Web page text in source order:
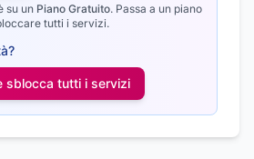
su un Piano Gratuito. Passa a un piano
tutti i servizi.
sblocca tutti i servizi